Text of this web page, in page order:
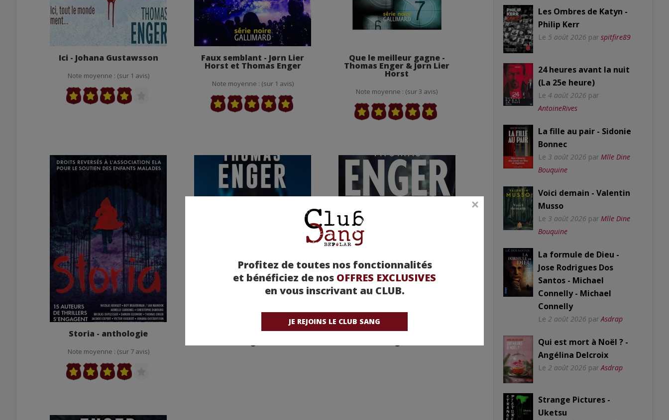
Profitez de toutes nos fonctionnalités
et bénéficiez de nos OFFRES EXCLUSIVES
en vous inscrivant au CLUB.
JE REJOINS LE CLUB SANG
Ici - Johana Gustawsson
Note moyenne : (sur 1 avis)
Faux semblant - Jørn Lier
Horst et Thomas Enger
Note moyenne : (sur 1 avis)
Que le meilleur gagne -
Thomas Enger & Jørn Lier
Horst
Note moyenne : (sur 3 avis)
Storia - anthologie
Note moyenne : (sur 7 avis)
Douleur Fantôme - Thomas Mort apparente - Thomas
Les Ombres de Katyn -
Philip Kerr
Le 5 août 2026 par spitfire89
24 heures avant la nuit
(La 25e heure)
Le 4 août 2026 par
AntoineRives
La fille au pair - Sidonie
Bonnec
Le 3 août 2026 par Mlle Dine
Bouquine
Voici demain - Valentin
Musso
Le 3 août 2026 par Mlle Dine
Bouquine
La formule de Dieu -
Jose Rodrigues Dos
Santos - Michael
Connelly - Michael
Connelly
Le 2 août 2026 par Asdrap
Qui est mort à Noël ? -
Angélina Delcroix
Le 2 août 2026 par Asdrap
Strange Pictures -
Uketsu